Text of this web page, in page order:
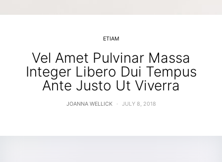
ETIAM
Vel Amet Pulvinar Massa
Integer Libero Dui Tempus
Ante Justo Ut Viverra
JOANNA WELLICK JULY 8, 2018